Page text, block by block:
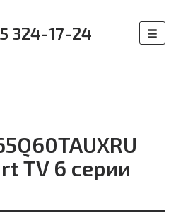
324-17-24
TV 6 серии